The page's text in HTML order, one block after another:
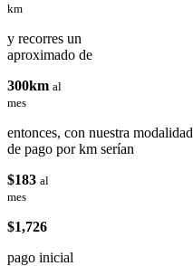
km
y recorres un
aproximado de
300km al
mes
entonces, con nuestra modalidad
de pago por km serían
$183 al
mes
$1,726
pago inicial